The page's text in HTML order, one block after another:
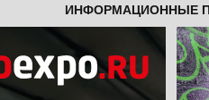
ИНФОРМАЦИОННЫЕ